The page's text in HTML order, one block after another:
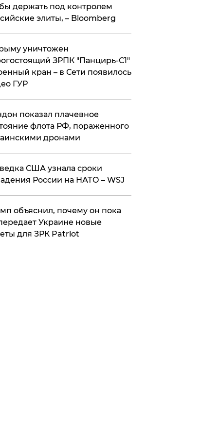
держать под контролем
элиты, – Bloomberg
уничтожен
ЗРПК "Панцирь-С1"
кран – в Сети появилось
ГУР
показал плачевное
флота РФ, пораженного
дронами
США узнала сроки
России на НАТО – WSJ
объяснил, почему он пока
Украине новые
для ЗРК Patriot